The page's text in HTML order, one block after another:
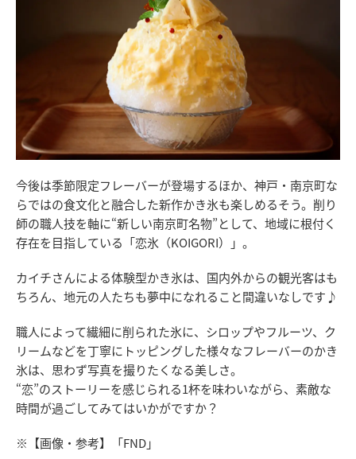
今後は季節限定フレーバーが登場するほか、神戸・南京町な
らではの食文化と融合した新作かき氷も楽しめるそう。削り
師の職人技を軸に“新しい南京町名物”として、地域に根付く
存在を目指している「恋氷（KOIGORI）」。
カイチさんによる体験型かき氷は、国内外からの観光客はも
ちろん、地元の人たちも夢中になれること間違いなしです♪
職人によって繊細に削られた氷に、シロップやフルーツ、ク
リームなどを丁寧にトッピングした様々なフレーバーのかき
氷は、思わず写真を撮りたくなる美しさ。
“恋”のストーリーを感じられる1杯を味わいながら、素敵な
時間が過ごしてみてはいかがですか？
※【画像・参考】「FND」